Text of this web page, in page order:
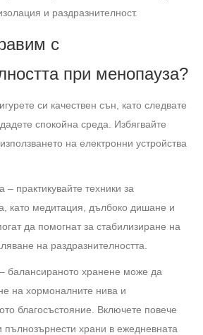
и раздразнителност.
с
при менопауза?
си качествен сън, като следвате
спокойна среда. Избягвайте
на електронни устройства
практикувайте техники за
като медитация, дълбоко дишане и
да помогнат за стабилизиране на
на раздразнителността.
балансираното хранене може да
на хормоналните нива и
благосъстояние. Включете повече
пълнозърнести храни в ежедневната